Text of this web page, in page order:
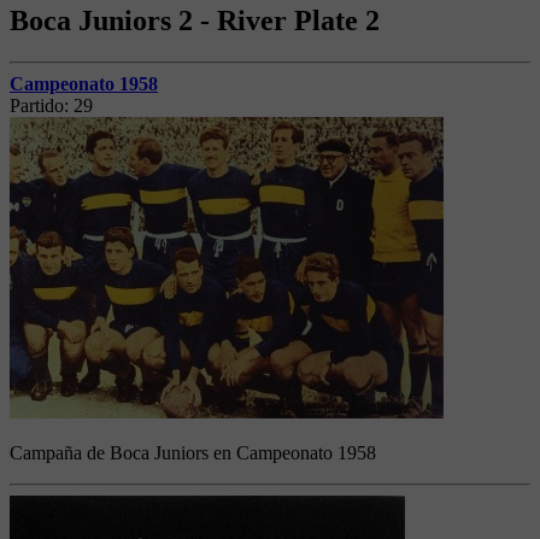
Boca Juniors 2 - River Plate 2
Campeonato 1958
Partido: 29
Campaña de Boca Juniors en Campeonato 1958